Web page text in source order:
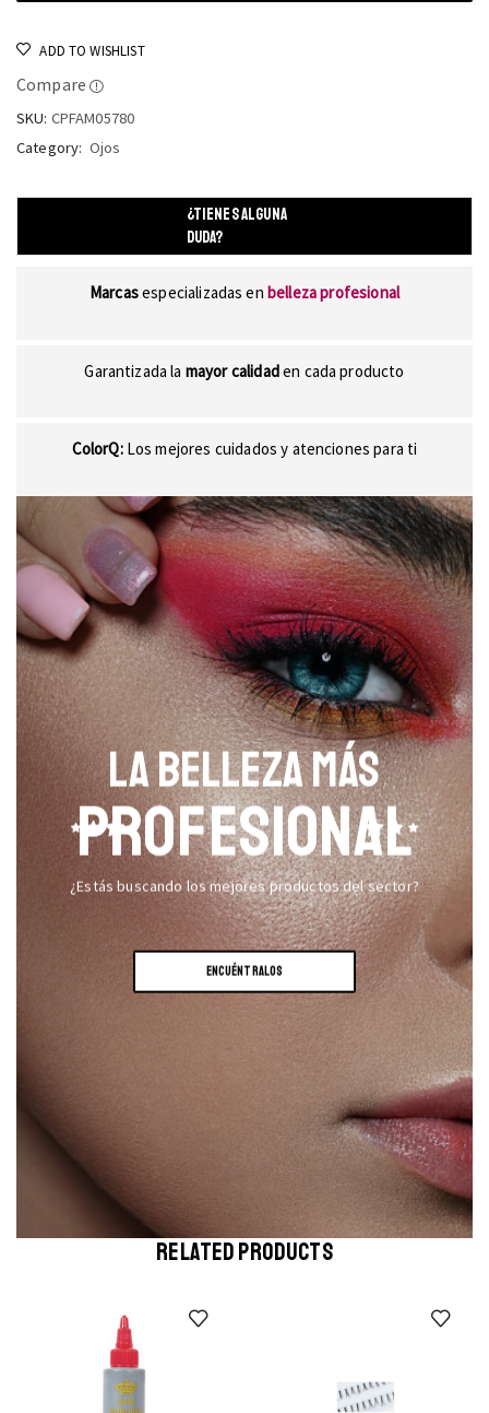
ADD TO WISHLIST
Compare
SKU: CPFAM05780
Category: Ojos
¿TIENES ALGUNA
DUDA?
Marcasespecializadas en belleza profesional
Garantizada la mayor calidaden cada producto
ColorQ:Los mejores cuidados y atenciones para ti
LA BELLEZA MÁS
PROFESIONAL
¿Estás buscando los mejores productos del sector?
ENCUÉNTRALOS
RELATED PRODUCTS